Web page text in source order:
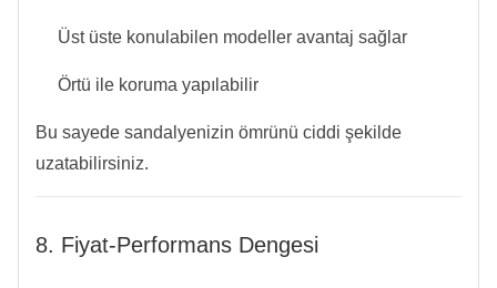
Üst üste konulabilen modeller avantaj sağlar
Örtü ile koruma yapılabilir
Bu sayede sandalyenizin ömrünü ciddi şekilde
uzatabilirsiniz.
8. Fiyat-Performans Dengesi